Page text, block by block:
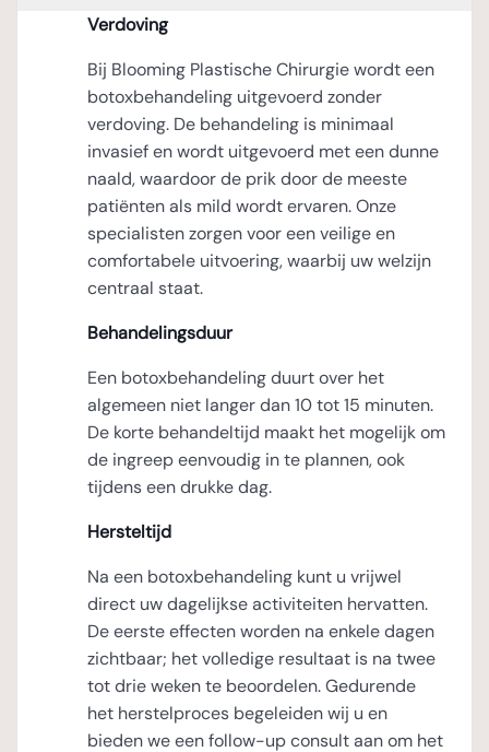
Verdoving
Bij Blooming Plastische Chirurgie wordt een
botoxbehandeling uitgevoerd zonder
verdoving. De behandeling is minimaal
invasief en wordt uitgevoerd met een dunne
naald, waardoor de prik door de meeste
patiënten als mild wordt ervaren. Onze
specialisten zorgen voor een veilige en
comfortabele uitvoering, waarbij uw welzijn
centraal staat.
Behandelingsduur
Een botoxbehandeling duurt over het
algemeen niet langer dan 10 tot 15 minuten.
De korte behandeltijd maakt het mogelijk om
de ingreep eenvoudig in te plannen, ook
tijdens een drukke dag.
Hersteltijd
Na een botoxbehandeling kunt u vrijwel
direct uw dagelijkse activiteiten hervatten.
De eerste effecten worden na enkele dagen
zichtbaar; het volledige resultaat is na twee
tot drie weken te beoordelen. Gedurende
het herstelproces begeleiden wij u en
bieden we een follow-up consult aan om het